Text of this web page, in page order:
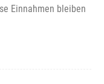
Einnahmen bleiben